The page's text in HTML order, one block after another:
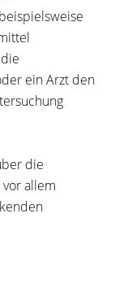
ein Arzt den
die
allem